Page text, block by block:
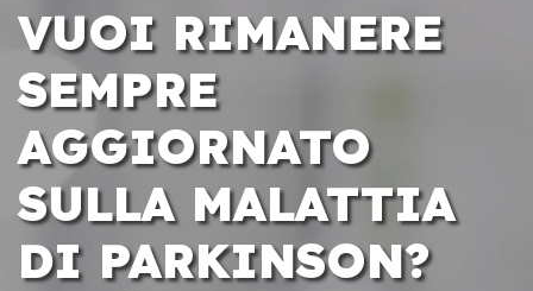
VUOI RIMANERE
SEMPRE
AGGIORNATO
SULLA MALATTIA
DI PARKINSON?